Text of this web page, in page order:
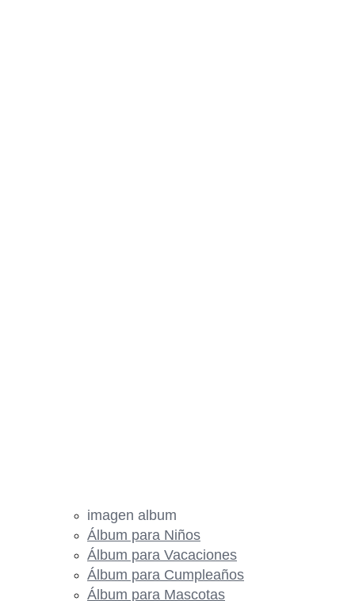
imagen album
Álbum para Niños
Álbum para Vacaciones
Álbum para Cumpleaños
Álbum para Mascotas